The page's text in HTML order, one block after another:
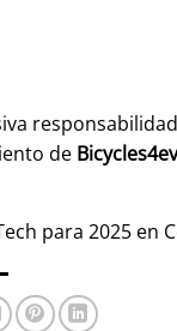
de
para 2025 en